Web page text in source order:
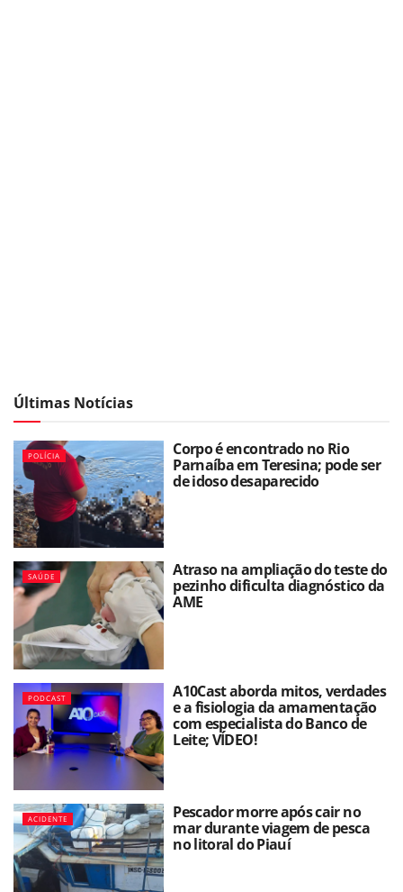
Últimas Notícias
POLÍCIA
Corpo é encontrado no Rio
Parnaíba em Teresina; pode ser
de idoso desaparecido
SAÚDE
Atraso na ampliação do teste do
pezinho dificulta diagnóstico da
AME
PODCAST
A10Cast aborda mitos, verdades
e a fisiologia da amamentação
com especialista do Banco de
Leite; VÍDEO!
ACIDENTE
Pescador morre após cair no
mar durante viagem de pesca
no litoral do Piauí